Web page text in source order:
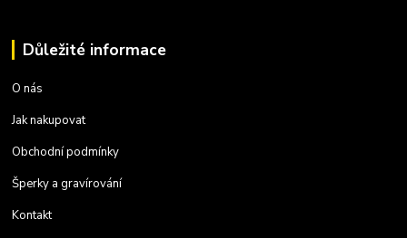
Důležité informace
O nás
Jak nakupovat
Obchodní podmínky
Šperky a gravírování
Kontakt